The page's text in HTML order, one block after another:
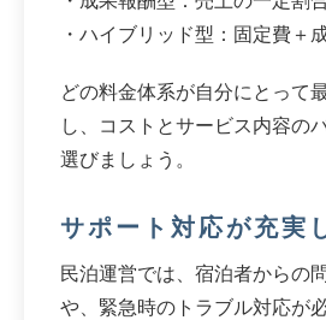
・ハイブリッド型：固定費＋
どの料金体系が自分にとって
し、コストとサービス内容の
選びましょう。
サポート対応が充実
民泊運営では、宿泊者からの
や、緊急時のトラブル対応が